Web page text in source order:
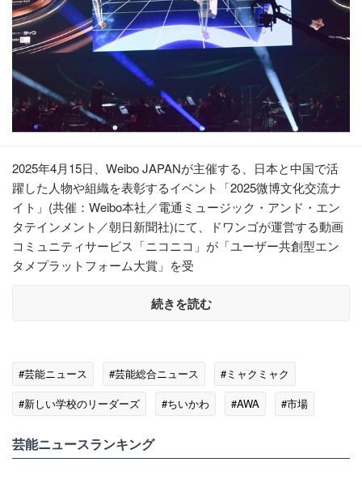
2025年4月15日、Weibo JAPANが主催する、日本と中国で活
躍した人物や組織を表彰するイベント「2025微博文化交流ナ
イト」(共催：Weibo本社／電通ミュージック・アンド・エン
タテインメント／朝日新聞社)にて、ドワンゴが運営する動画
コミュニティサービス「ニコニコ」が「ユーザー共創型エン
タメプラットフォーム大賞」を受
続きを読む
#芸能ニュース #芸能総合ニュース
#ミャクミャク
#新しい学校のリーダーズ
#ちいかわ #AWA
#市場
芸能ニュースランキング